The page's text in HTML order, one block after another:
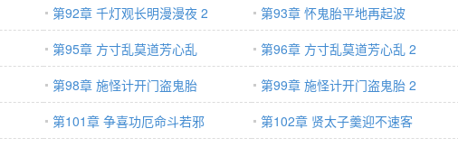
第92章 千灯观长明漫漫夜 2
第93章 怀鬼胎平地再起波
第95章 方寸乱莫道芳心乱
第96章 方寸乱莫道芳心乱 2
第98章 施怪计开门盗鬼胎
第99章 施怪计开门盗鬼胎 2
第101章 争喜功厄命斗若邪
第102章 贤太子羹迎不速客